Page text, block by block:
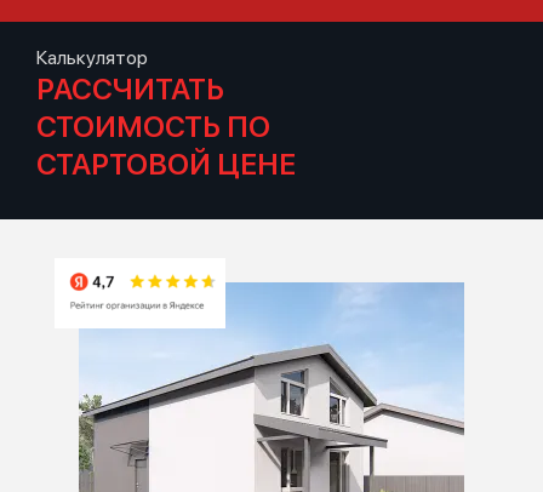
РАССЧИТАТЬ
СТОИМОСТЬ ПО
СТАРТОВОЙ ЦЕНЕ
Калькулятор